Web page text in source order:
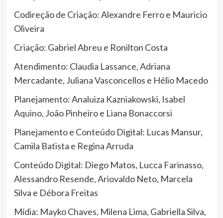
Codireção de Criação: Alexandre Ferro e Mauricio
Oliveira
Criação: Gabriel Abreu e Ronilton Costa
Atendimento: Claudia Lassance, Adriana
Mercadante, Juliana Vasconcellos e Hélio Macedo
Planejamento: Analuiza Kazniakowski, Isabel
Aquino, João Pinheiro e Liana Bonaccorsi
Planejamento e Conteúdo Digital: Lucas Mansur,
Camila Batista e Regina Arruda
Conteúdo Digital: Diego Matos, Lucca Farinasso,
Alessandro Resende, Ariovaldo Neto, Marcela
Silva e Débora Freitas
Mídia: Mayko Chaves, Milena Lima, Gabriella Silva,